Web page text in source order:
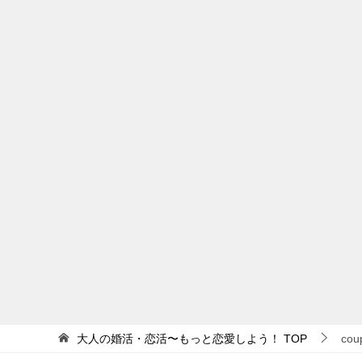
大人の婚活・恋活〜もっと恋愛しよう！ TOP